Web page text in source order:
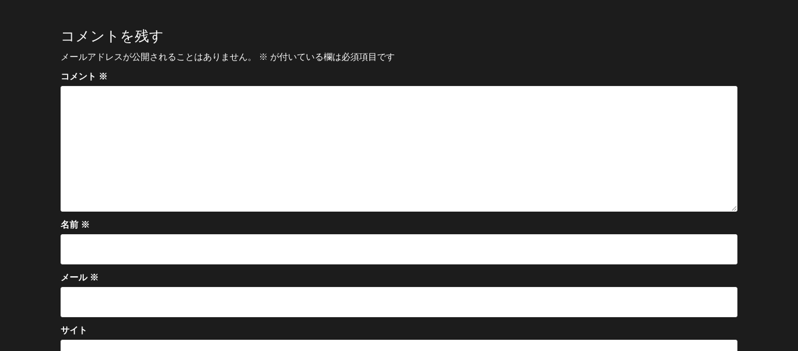
ビ
ゲ
ー
シ
コメントを残す
メールアドレスが公開されることはありません。 ※ が付いている欄は必須項目です
コメント ※
名前 ※
メール ※
サイト